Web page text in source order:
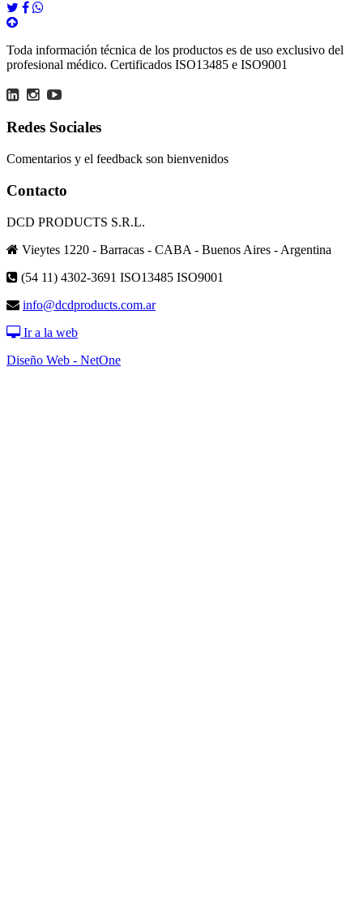
Toda información técnica de los productos es de uso exclusivo del
profesional médico. Certificados ISO13485 e ISO9001
Redes Sociales
Comentarios y el feedback son bienvenidos
Contacto
DCD PRODUCTS S.R.L.
Vieytes 1220 - Barracas - CABA - Buenos Aires - Argentina
(54 11) 4302-3691 ISO13485 ISO9001
info@dcdproducts.com.ar
Ir a la web
Diseño Web - NetOne